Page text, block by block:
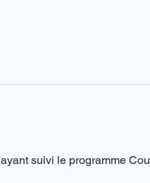
suivi le programme